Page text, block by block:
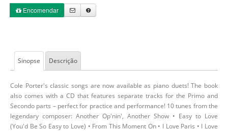
Encomendar
Sinopse Descrição
Cole Porter's classic songs are now available as piano duets! The book
also comes with a CD that features separate tracks for the Primo and
Secondo parts – perfect for practice and performance! 10 tunes from the
legendary composer: Another Op'nin', Another Show • Easy to Love
(You'd Be So Easy to Love) • From This Moment On • I Love Paris • I Love